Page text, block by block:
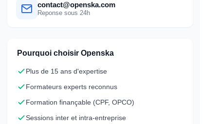
contact@openska.com
Reponse sous 24h
Pourquoi choisir Openska
Plus de 15 ans d'expertise
Formateurs experts reconnus
Formation finançable (CPF, OPCO)
Sessions inter et intra-entreprise